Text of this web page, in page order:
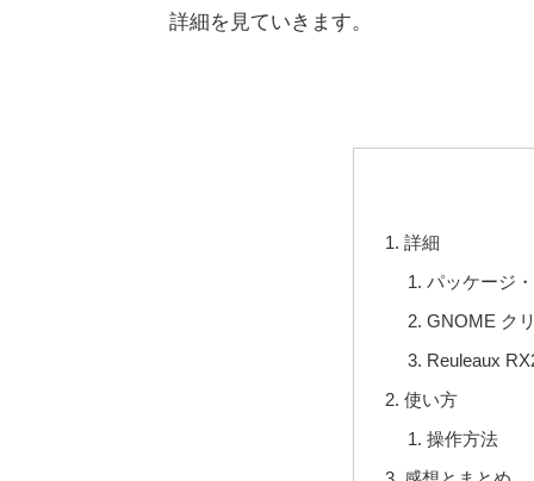
詳細を見ていきます。
詳細
パッケージ
GNOME ク
Reuleaux
使い方
操作方法